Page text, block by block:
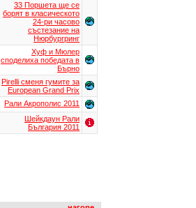
33 Поршета ще се
борят в класическото
24-ри часово
състезание на
Нюрбургринг
Хуф и Мюлер
споделиха победата в
Бърно
Pirelli сменя гумите за
European Grand Prix
Рали Акрополис 2011
Шейкдаун Рали
България 2011